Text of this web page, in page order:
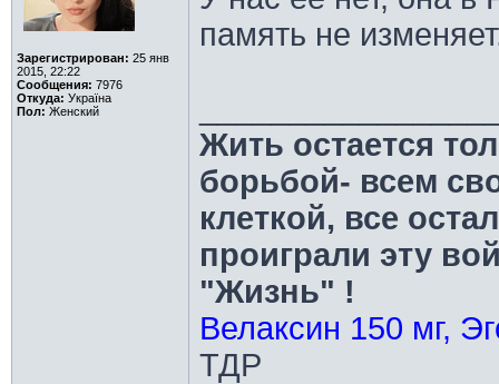
Зарегистрирован: 25 янв
2015, 22:22
Сообщения: 7976
Откуда: Україна
Пол: Женский
память не
Жить остается
борьбой- всем
клеткой, все
проиграли эту
"Жизнь" !
Велаксин 150 мг,
ТДР